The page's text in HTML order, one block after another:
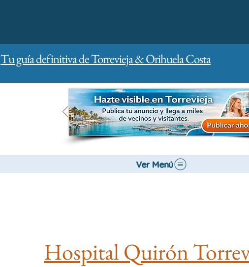
Tu guía definitiva de Torrevieja & Orihuela Costa
Ver Menú
Hospital Quirón